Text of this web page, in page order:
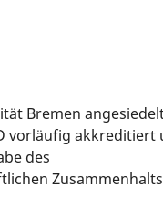
Bremen
vorläufig akkreditiert
des